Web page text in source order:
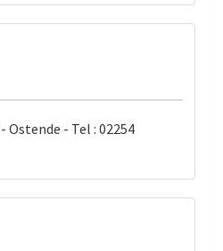
Ostende - Tel : 02254